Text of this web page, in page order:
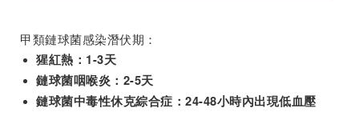
甲類鏈球菌感染潛伏期：
猩紅熱：1-3天
鏈球菌咽喉炎：2-5天
鏈球菌中毒性休克綜合症：24-48小時內出現低血壓